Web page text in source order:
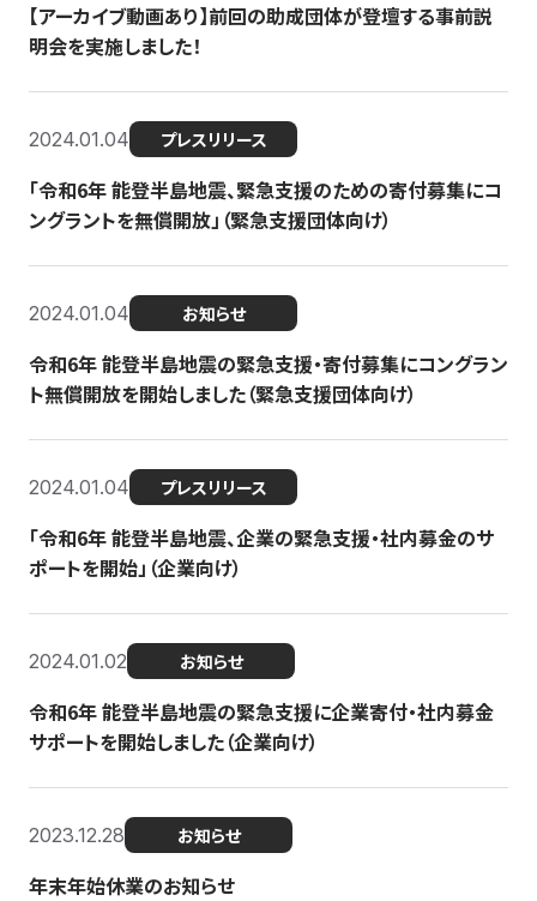
【アーカイブ動画あり】前回の助成団体が登壇する事前説
明会を実施しました！
2024.01.04 プレスリリース
「令和6年 能登半島地震、緊急支援のための寄付募集にコ
ングラントを無償開放」（緊急支援団体向け）
2024.01.04 お知らせ
令和6年 能登半島地震の緊急支援・寄付募集にコングラン
ト無償開放を開始しました（緊急支援団体向け）
2024.01.04 プレスリリース
「令和6年 能登半島地震、企業の緊急支援・社内募金のサ
ポートを開始」（企業向け）
2024.01.02 お知らせ
令和6年 能登半島地震の緊急支援に企業寄付・社内募金
サポートを開始しました（企業向け）
2023.12.28 お知らせ
年末年始休業のお知らせ